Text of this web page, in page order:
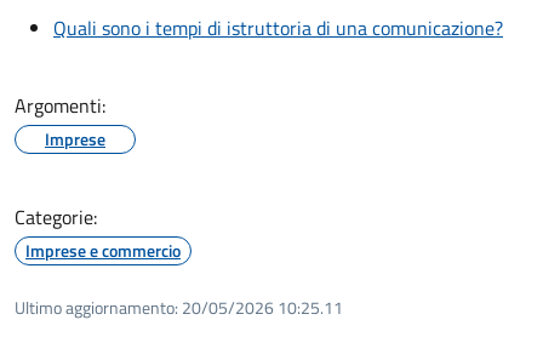
Quali sono i tempi di istruttoria di una comunicazione?
Argomenti:
Imprese
Categorie:
Imprese e commercio
Ultimo aggiornamento: 20/05/2026 10:25.11